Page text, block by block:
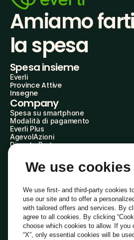
Amiamo farti
la spesa
Spesa insieme
Everli
Province Attive
Insegne
Company
Spesa su smartphone
Modalità di pagamento
Everli Plus
AgevolAzioni
Diventa Partner
Everli Shoppers
About Us
Everli News
Domande frequenti
Lavora con noi
Diventa Shopper
Investitori
PrivacyCookie
Termini e Condizioni
We use cookies
We use first- and third-party cookies
use our site and to offer a
with tailored offers and services. By
agree to all cookies. By clicking
choose which cookies to allow. If you
“X”, only essential cookies will be